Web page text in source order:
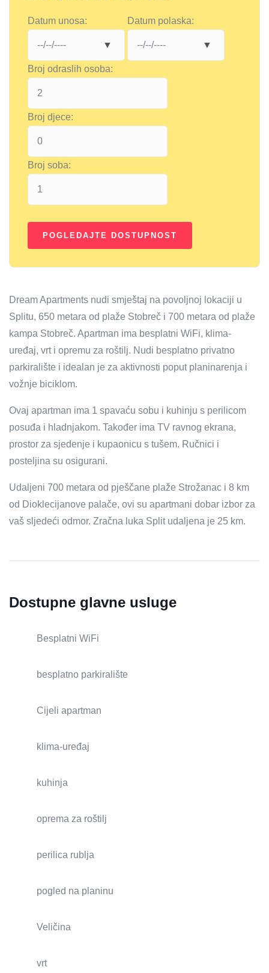
Datum unosa: Datum polaska:
Broj odraslih osoba:
Broj djece:
Broj soba:
Dream Apartments nudi smještaj na povoljnoj lokaciji u
Splitu, 650 metara od plaže Stobreč i 700 metara od plaže
kampa Stobreč. Apartman ima besplatni WiFi, klima-
uređaj, vrt i opremu za roštilj. Nudi besplatno privatno
parkiralište i idealan je za aktivnosti poput planinarenja i
vožnje biciklom.
Ovaj apartman ima 1 spavaću sobu i kuhinju s perilicom
posuđa i hladnjakom. Također ima TV ravnog ekrana,
prostor za sjedenje i kupaonicu s tušem. Ručnici i
posteljina su osigurani.
Udaljeni 700 metara od pješčane plaže Strožanac i 8 km
od Dioklecijanove palače, ovi su apartmani dobar izbor za
vaš sljedeći odmor. Zračna luka Split udaljena je 25 km.
Dostupne glavne usluge
Besplatni WiFi
besplatno parkiralište
Cijeli apartman
klima-uređaj
kuhinja
oprema za roštilj
perilica rublja
pogled na planinu
Veličina
vrt